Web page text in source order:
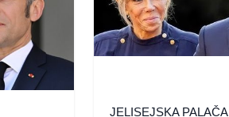
JELISEJSKA PALAČA